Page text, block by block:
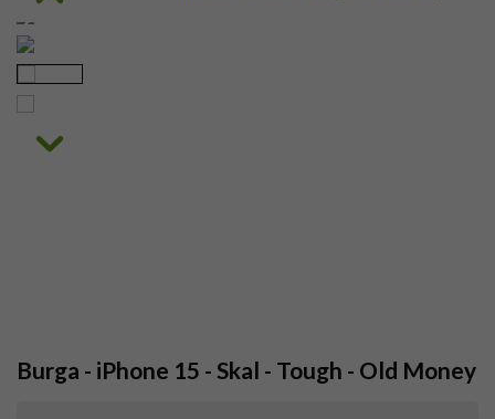
Burga - iPhone 15 - Skal - Tough - Old Money